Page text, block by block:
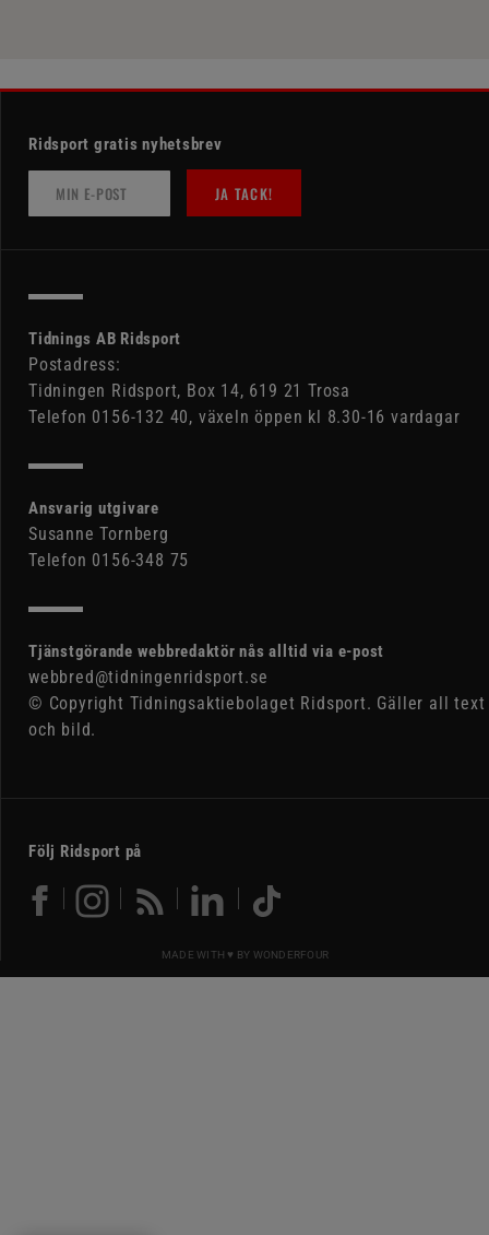
Ridsport gratis nyhetsbrev
JA TACK!
Tidnings AB Ridsport
Postadress:
Tidningen Ridsport, Box 14, 619 21 Trosa
Telefon 0156-132 40, växeln öppen kl 8.30-16 vardagar
Ansvarig utgivare
Susanne Tornberg
Telefon 0156-348 75
Tjänstgörande webbredaktör nås alltid via e-post
webbred@tidningenridsport.se
© Copyright Tidningsaktiebolaget Ridsport. Gäller all text
och bild.
Följ Ridsport på
MADE WITH ♥ BY WONDERFOUR